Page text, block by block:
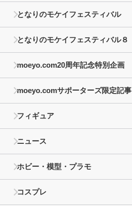
となりのモケイフェスティバル
となりのモケイフェスティバル８
moeyo.com20周年記念特別企画
moeyo.comサポーターズ限定記事
フィギュア
ニュース
ホビー・模型・プラモ
コスプレ